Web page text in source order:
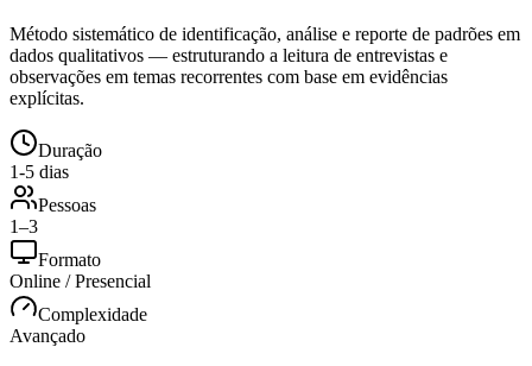
Método sistemático de identificação, análise e reporte de padrões em
dados qualitativos — estruturando a leitura de entrevistas e
observações em temas recorrentes com base em evidências
explícitas.
Duração
1-5 dias
Pessoas
1–3
Formato
Online / Presencial
Complexidade
Avançado